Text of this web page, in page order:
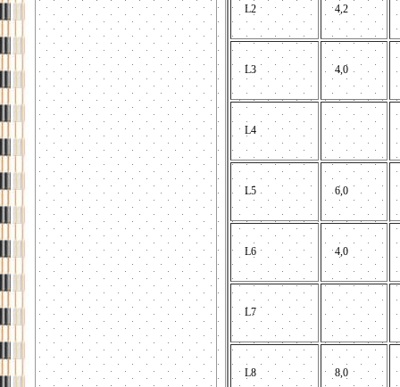
L2 4,2
L3 4,0
L4
L5 6,0
L6 4,0
L7
L8 8,0